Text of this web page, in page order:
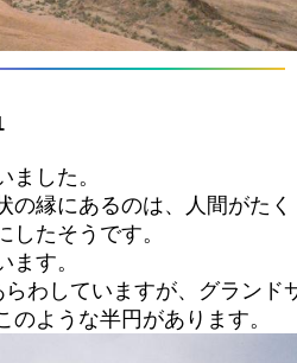
した。
の縁にあるのは、人間がたく
したそうです。
す。
わしていますが、グランド
ような半円があります。